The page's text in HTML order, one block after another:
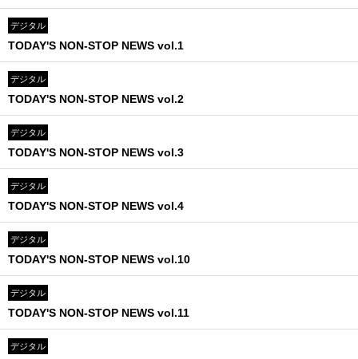
デジタル
TODAY'S NON-STOP NEWS vol.1
デジタル
TODAY'S NON-STOP NEWS vol.2
デジタル
TODAY'S NON-STOP NEWS vol.3
デジタル
TODAY'S NON-STOP NEWS vol.4
デジタル
TODAY'S NON-STOP NEWS vol.10
デジタル
TODAY'S NON-STOP NEWS vol.11
デジタル